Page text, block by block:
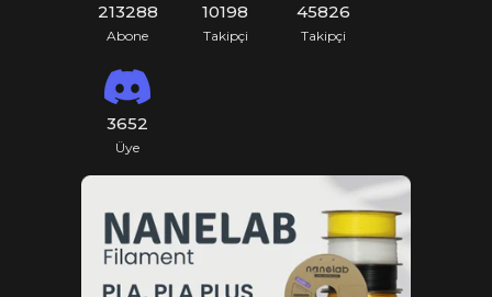
213288
Abone
10198
Takipçi
45826
Takipçi
3652
Üye